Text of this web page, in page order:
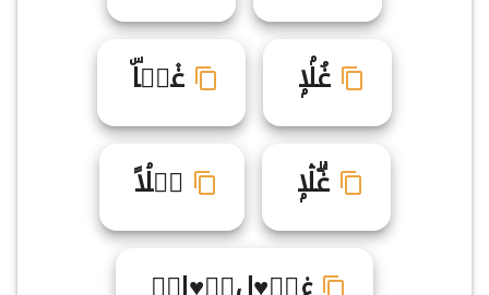
غُلۢاۭ غ۫لࣾاۜ
غۗلۛاۭ غࣴلۘاً